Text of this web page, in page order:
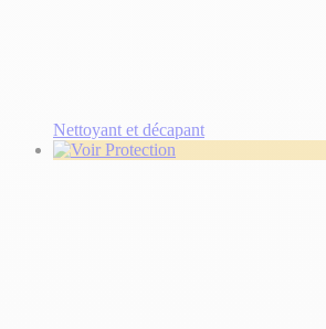
Nettoyant et décapant